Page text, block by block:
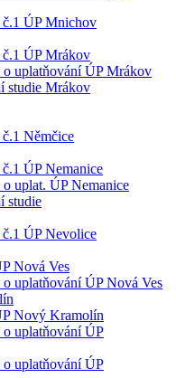
č.1 ÚP Mnichov
č.1 ÚP Mrákov
o uplatňování ÚP Mrákov
studie Mrákov
č.1 Němčice
č.1 ÚP Nemanice
o uplat. ÚP Nemanice
studie
č.1 ÚP Nevolice
Nová Ves
o uplatňování ÚP Nová Ves
Nový Kramolín
o uplatňování ÚP
o uplatňování ÚP